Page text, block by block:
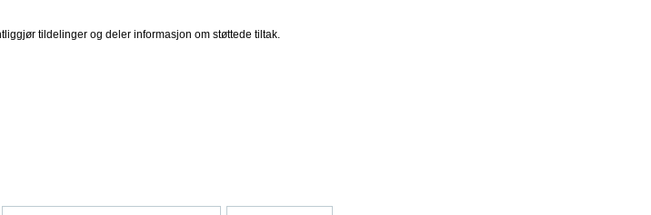
tildelinger og deler informasjon om støttede tiltak.